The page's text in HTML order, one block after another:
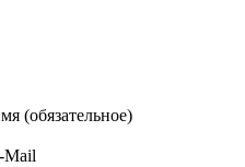
(обязательное)
Mail